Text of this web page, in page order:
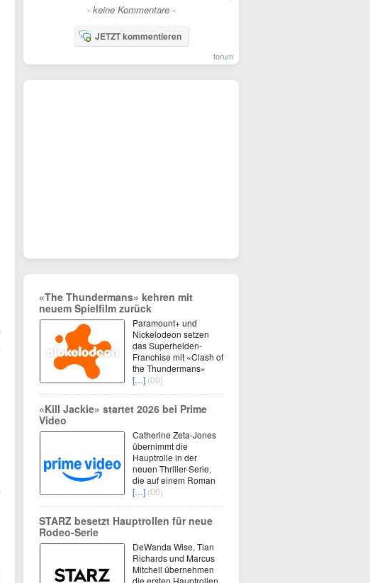
- keine Kommentare -
JETZT kommentieren
forum
«The Thundermans» kehren mit
neuem Spielfilm zurück
Paramount+ und
Nickelodeon setzen
das Superhelden-
Franchise mit «Clash of
the Thundermans»
[…] (00)
«Kill Jackie» startet 2026 bei Prime
Video
Catherine Zeta-Jones
übernimmt die
Hauptrolle in der
neuen Thriller-Serie,
die auf einem Roman
[…] (00)
STARZ besetzt Hauptrollen für neue
Rodeo-Serie
DeWanda Wise, Tian
Richards und Marcus
Mitchell übernehmen
die ersten Hauptrollen